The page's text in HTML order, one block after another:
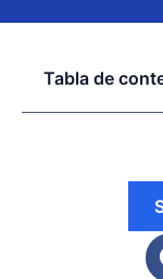
Tabla de